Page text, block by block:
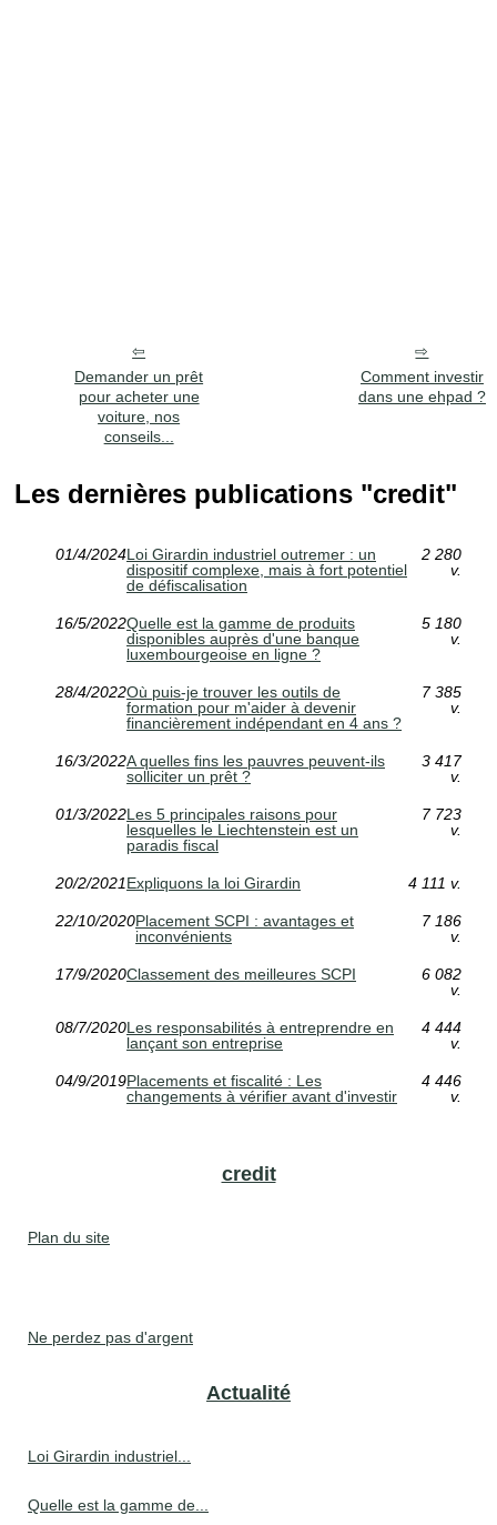
Demander un prêt
pour acheter une
voiture, nos
conseils...
Comment investir
dans une ehpad ?
Les dernières publications "credit"
01/4/2024Loi Girardin industriel outremer : un
dispositif complexe, mais à fort potentiel
de défiscalisation
2 280
v.
16/5/2022Quelle est la gamme de produits
disponibles auprès d'une banque
luxembourgeoise en ligne ?
5 180
v.
28/4/2022Où puis-je trouver les outils de
formation pour m'aider à devenir
financièrement indépendant en 4 ans ?
7 385
v.
16/3/2022A quelles fins les pauvres peuvent-ils
solliciter un prêt ?
3 417
v.
01/3/2022Les 5 principales raisons pour
lesquelles le Liechtenstein est un
paradis fiscal
7 723
v.
20/2/2021Expliquons la loi Girardin 4 111 v.
22/10/2020Placement SCPI : avantages et
inconvénients
7 186
v.
17/9/2020Classement des meilleures SCPI
6 082
v.
08/7/2020Les responsabilités à entreprendre en
lançant son entreprise
4 444
v.
04/9/2019Placements et fiscalité : Les
changements à vérifier avant d'investir
4 446
v.
credit
Plan du site
Ne perdez pas d'argent
Actualité
Loi Girardin industriel...
Quelle est la gamme de...